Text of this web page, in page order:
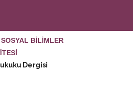
BİLİMLER
Dergisi